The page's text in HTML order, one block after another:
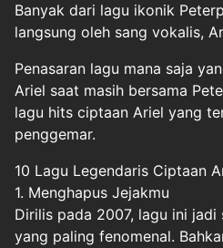
Banyak dari lagu ikonik
langsung oleh sang vokalis,
Penasaran lagu mana saja
Ariel saat masih bersama
lagu hits ciptaan Ariel yang
penggemar.
10 Lagu Legendaris Ciptaan
1. Menghapus Jejakmu
Dirilis pada 2007, lagu ini jadi
yang paling fenomenal.